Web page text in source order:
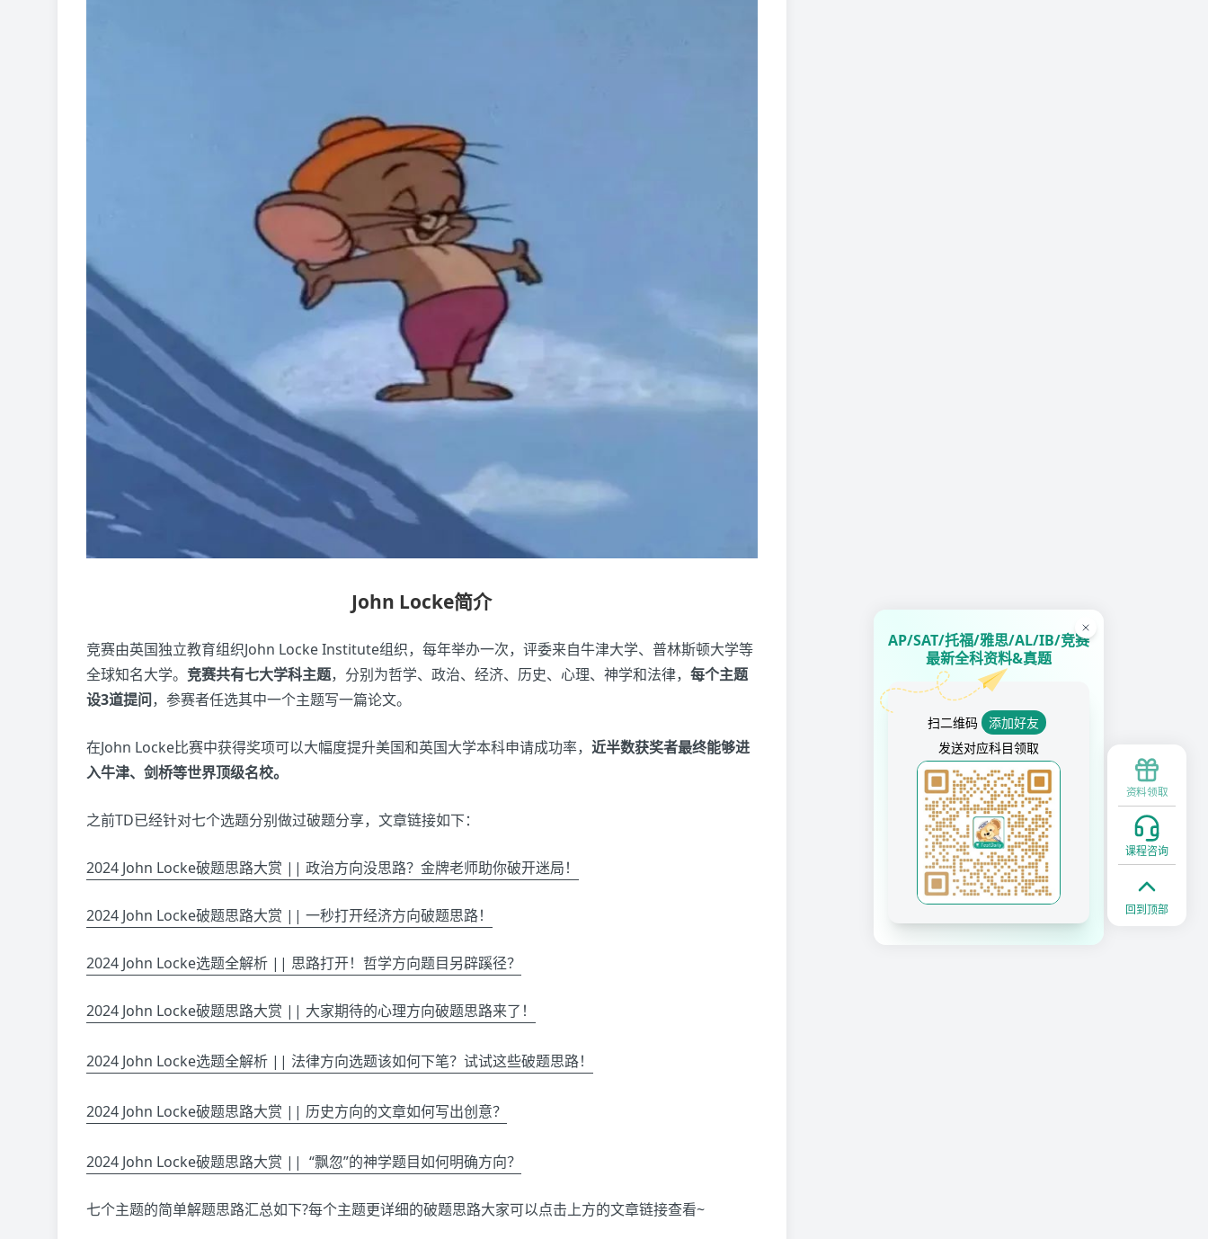
John Locke简介
竞赛由英国独立教育组织John Locke Institute组织，每年举办一次，评委来自牛津大学、普林斯顿大学等
全球知名大学。 竞赛共有七大学科主题，分别为哲学、政治、经济、历史、心理、神学和法律， 每个主题
设3道提问，参赛者任选其中一个主题写一篇论文。
在John Locke比赛中获得奖项可以大幅度提升美国和英国大学本科申请成功率， 近半数获奖者最终能够进
入牛津、剑桥等世界顶级名校。
之前TD已经针对七个选题分别做过破题分享，文章链接如下：
2024 John Locke破题思路大赏 || 政治方向没思路？金牌老师助你破开迷局！
2024 John Locke破题思路大赏 || 一秒打开经济方向破题思路！
2024 John Locke选题全解析 || 思路打开！哲学方向题目另辟蹊径？
2024 John Locke破题思路大赏 || 大家期待的心理方向破题思路来了！
2024 John Locke选题全解析 || 法律方向选题该如何下笔？试试这些破题思路！
2024 John Locke破题思路大赏 || 历史方向的文章如何写出创意？
2024 John Locke破题思路大赏 || “飘忽”的神学题目如何明确方向？
七个主题的简单解题思路汇总如下?每个主题更详细的破题思路大家可以点击上方的文章链接查看~
资料领取
课程咨询
回到顶部
AP/SAT/托福/雅思/AL/IB/竞赛
最新全科资料&真题
扫二维码
添加好友
发送对应科目领取